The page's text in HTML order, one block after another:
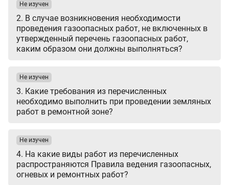
2. В случае возникновения необходимости
проведения газоопасных работ, не включенных в
утвержденный перечень газоопасных работ,
каким образом они должны выполняться?
Не изучен
3. Какие требования из перечисленных
необходимо выполнить при проведении земляных
работ в ремонтной зоне?
Не изучен
4. На какие виды работ из перечисленных
распространяются Правила ведения газоопасных,
огневых и ремонтных работ?
Не изучен